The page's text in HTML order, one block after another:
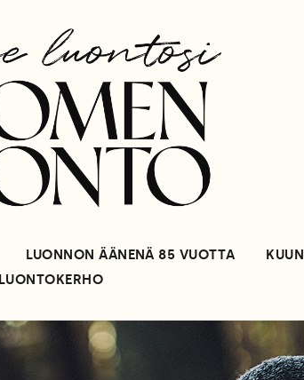
LUONNON ÄÄNENÄ 85 VUOTTA
LUONTOKERHO